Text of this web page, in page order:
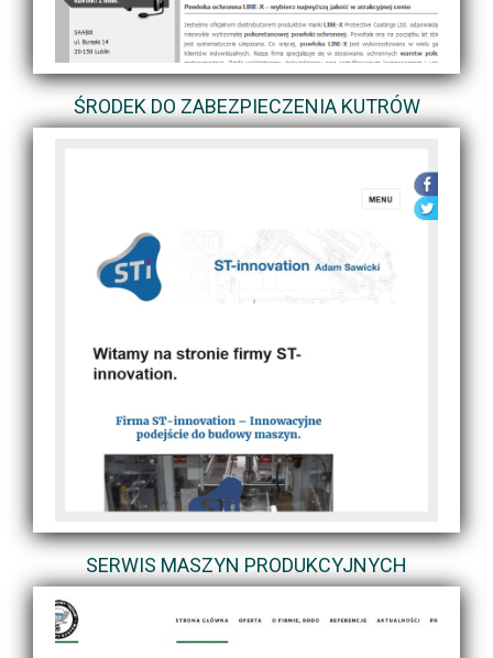
ŚRODEK DO ZABEZPIECZENIA KUTRÓW
SERWIS MASZYN PRODUKCYJNYCH